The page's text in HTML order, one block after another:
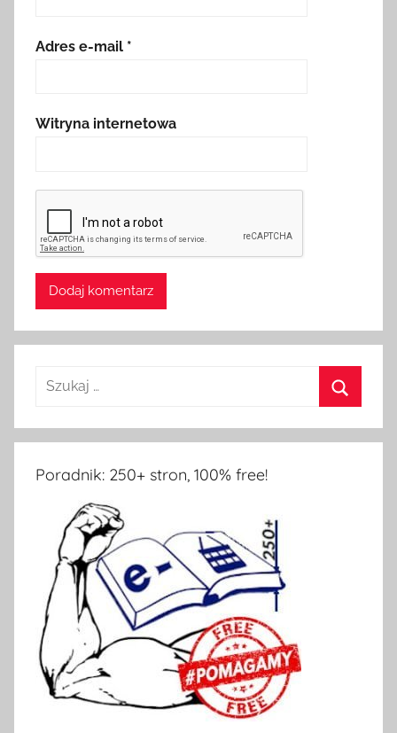
Adres e-mail *
Witryna internetowa
Poradnik: 250+ stron, 100% free!